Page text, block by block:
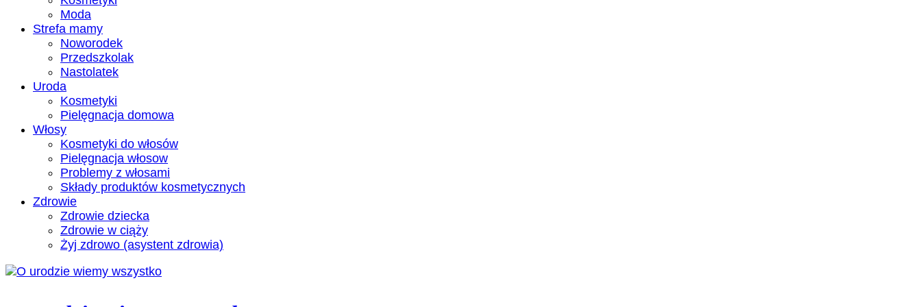
Moda
Strefa mamy
Noworodek
Przedszkolak
Nastolatek
Uroda
Kosmetyki
Pielęgnacja domowa
Włosy
Kosmetyki do włosów
Pielęgnacja włosow
Problemy z włosami
Składy produktów kosmetycznych
Zdrowie
Zdrowie dziecka
Zdrowie w ciąży
Żyj zdrowo (asystent zdrowia)